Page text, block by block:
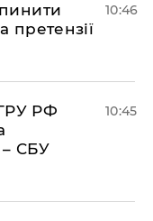
претензії
10:46
РФ
СБУ
10:45